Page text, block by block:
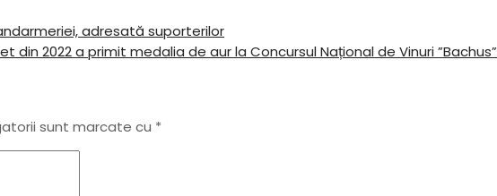
adresată suporterilor
din 2022 a primit medalia de aur la Concursul Național de Vinuri ”Bachus”
sunt marcate cu *